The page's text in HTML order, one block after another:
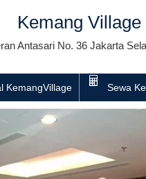
Kemang
Antasari No. 36 Jakarta
KemangVillage Sewa